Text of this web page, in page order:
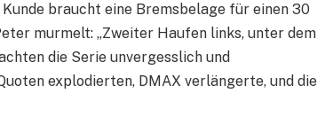
braucht eine Bremsbelage für einen 30
murmelt: „Zweiter Haufen links, unter dem
die Serie unvergesslich und
explodierten, DMAX verlängerte, und die